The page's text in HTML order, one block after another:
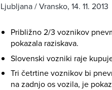
Ljubljana / Vransko, 14. 11. 2013
Približno 2/3 voznikov
pokazala raziskava.
Slovenski vozniki raje
Tri četrtine voznikov bi
na zadnjo os vozila, je